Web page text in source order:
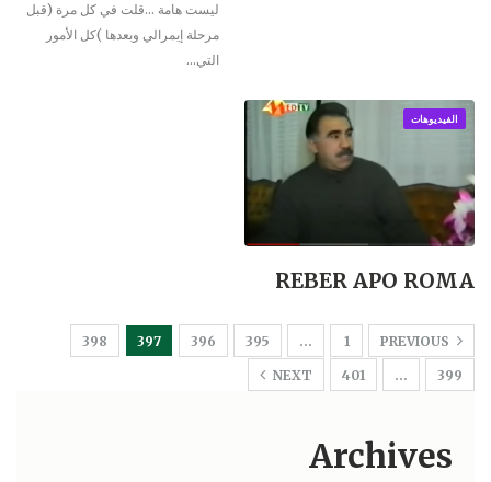
ليست هامة ...قلت في كل مرة (قبل
مرحلة إيمرالي وبعدها )كل الأمور
التي…
الفيديوهات
REBER APO ROMA
1
…
395
396
397
398
399
…
401
NEXT
Archives